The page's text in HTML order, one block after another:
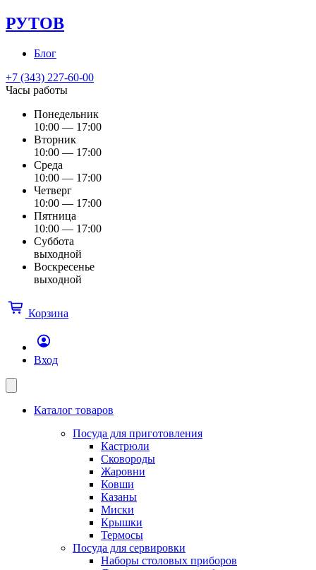
РУТОВ
Блог
+7 (343) 227-60-00
Часы работы
Понедельник
10:00 — 17:00
Вторник
10:00 — 17:00
Среда
10:00 — 17:00
Четверг
10:00 — 17:00
Пятница
10:00 — 17:00
Суббота
выходной
Воскресенье
выходной
Корзина
Вход
Каталог товаров
Посуда для приготовления
Кастрюли
Сковороды
Жаровни
Ковши
Казаны
Миски
Крышки
Термосы
Посуда для сервировки
Наборы столовых приборов